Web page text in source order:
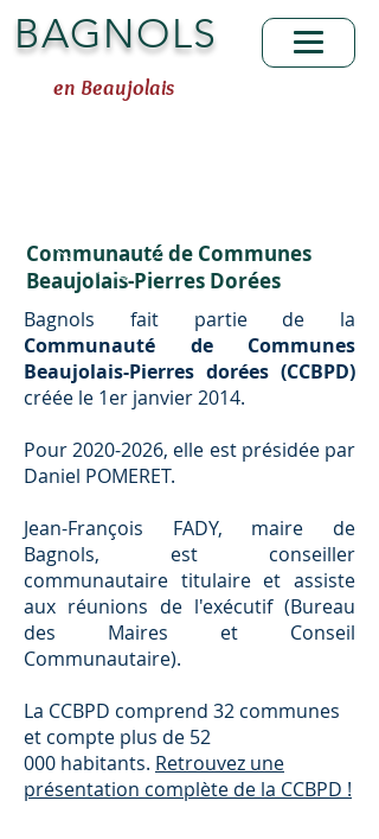
BAGNOLS
en Beaujolais
Communauté de Communes
Beaujolais-Pierres Dorées
Bagnols fait partie de la
Communauté de Communes
Beaujolais-Pierres dorées (CCBPD)
créée le 1er janvier 2014.
Pour2020-2026, elle est présidée par
Daniel POMERET.
Jean-François FADY, maire de
Bagnols, est conseiller
communautaire titulaire et assiste
aux réunions de l'exécutif (Bureau
des Maires et Conseil
Communautaire).
La CCBPD comprend 32 communes
et compte plus de 52
000 habitants. Retrouvez une
présentation complète de la CCBPD !